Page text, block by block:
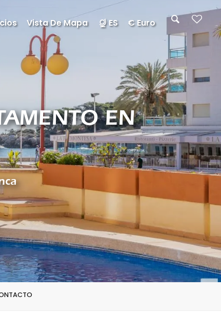
EN
Vista De Mapa ES € Euro